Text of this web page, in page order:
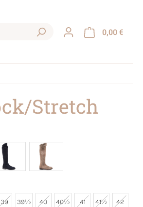
0,00 €
Stretch
39 39½ 40 40½ 41 41½ 42